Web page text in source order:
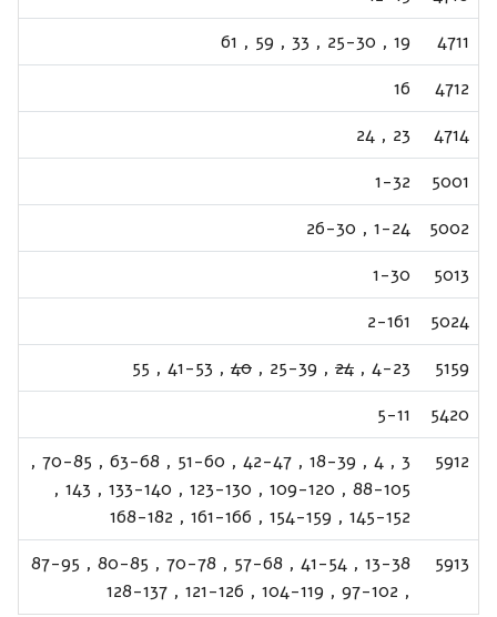
4711
19
,
25-30
,
33
,
59
,
61
4712
16
4714
23
,
24
5001
1-32
5002
1-24
,
26-30
5013
1-30
5024
2-161
5159
4-23
,
24
,
25-39
,
40
,
41-53
,
55
5420
5-11
5912
3
,
4
,
18-39
,
42-47
,
51-60
,
63-68
,
70-85
,
88-105
,
109-120
,
123-130
,
133-140
,
143
,
145-152
,
154-159
,
161-166
,
168-182
5913
13-38
,
41-54
,
57-68
,
70-78
,
80-85
,
87-95
,
97-102
,
104-119
,
121-126
,
128-137